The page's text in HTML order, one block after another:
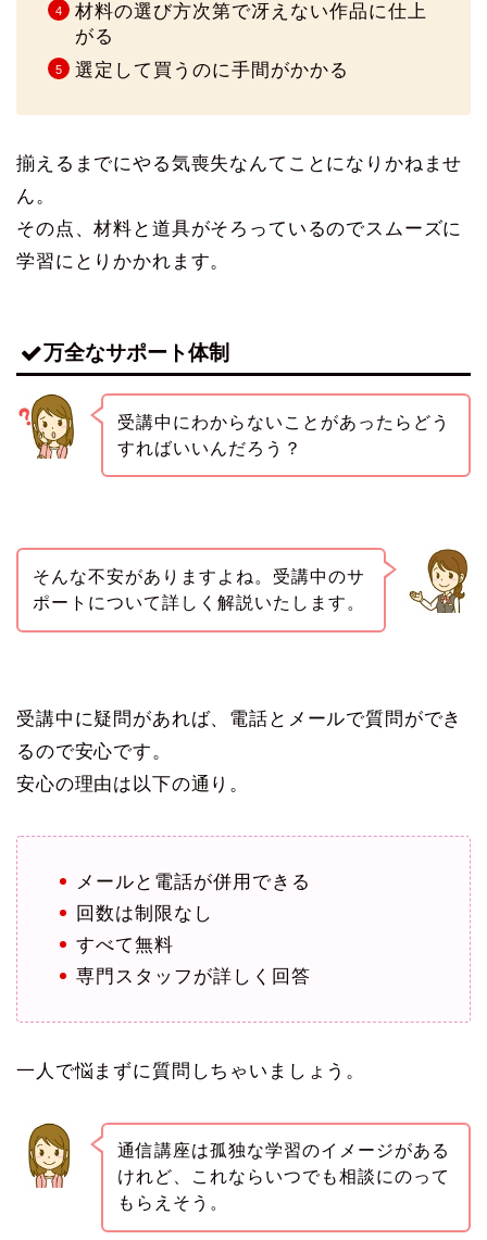
材料の選び方次第で冴えない作品に仕上
がる
選定して買うのに手間がかかる
揃えるまでにやる気喪失なんてことになりかねませ
ん。
その点、材料と道具がそろっているのでスムーズに
学習にとりかかれます。
万全なサポート体制
受講中にわからないことがあったらどう
すればいいんだろう？
そんな不安がありますよね。受講中のサ
ポートについて詳しく解説いたします。
受講中に疑問があれば、電話とメールで質問ができ
るので安心です。
安心の理由は以下の通り。
メールと電話が併用できる
回数は制限なし
すべて無料
専門スタッフが詳しく回答
一人で悩まずに質問しちゃいましょう。
通信講座は孤独な学習のイメージがある
けれど、これならいつでも相談にのって
もらえそう。